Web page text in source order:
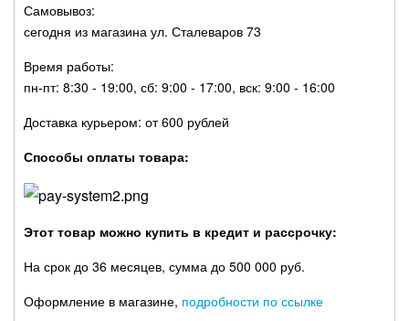
Самовывоз:
сегодня из магазина ул. Сталеваров 73
Время работы:
пн-пт: 8:30 - 19:00, сб: 9:00 - 17:00, вск: 9:00 - 16:00
Доставка курьером: от 600 рублей
Способы оплаты товара:
Этот товар можно купить в кредит и рассрочку:
На срок до 36 месяцев, сумма до 500 000 руб.
Оформление в магазине, подробности по ссылке